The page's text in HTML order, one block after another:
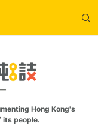
Hong Kong's
its people.